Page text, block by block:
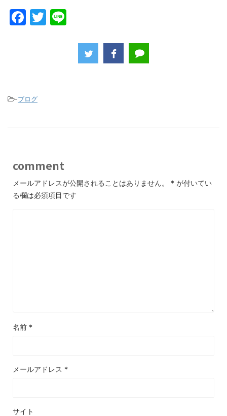
F
o
k
T
-ブログ
comment
メールアドレスが公開されることはありません。 * が付いてい
る欄は必須項目です
名前 *
メールアドレス *
サイト